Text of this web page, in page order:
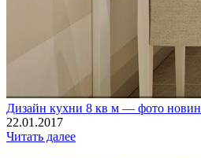
Дизайн кухни 8 кв м — фото
22.01.2017
Читать далее